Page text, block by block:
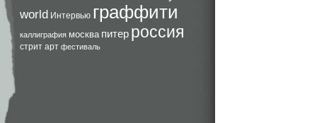
world Интервью граффити
каллиграфия москва питер россия
стрит арт фестиваль